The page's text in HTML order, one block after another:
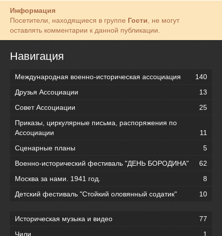
Информация
Посетители, находящиеся в группе Гости , не могут
оставлять комментарии к данной публикации.
Навигация
Международная военно-историческая ассоциация
140
Друзья Ассоциации
13
Совет Ассоциации
25
Приказы, циркулярные письма, распоряжения по
Ассоциации
11
Сценарные планы
5
Военно-исторический фестиваль "ДЕНЬ БОРОДИНА"
62
Москва за нами. 1941 год.
8
Детский фестиваль "Стойкий оловянный содатик"
10
Историческая музыка и видео
77
Чили
1